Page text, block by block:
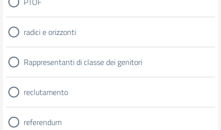
radici e orizzonti
Rappresentanti di classe dei genitori
reclutamento
referendum